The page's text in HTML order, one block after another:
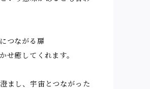
つながる扉
せ癒してくれます。
まし、宇宙とつながった